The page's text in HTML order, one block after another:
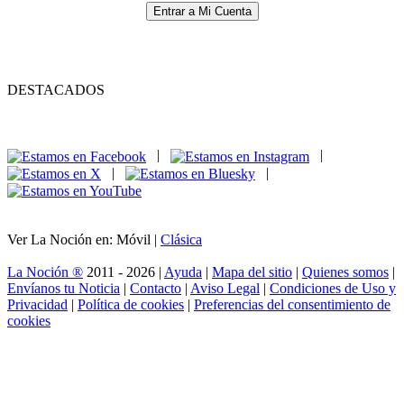
Entrar a Mi Cuenta
DESTACADOS
|
|
Ver La Noción en: Móvil | Clásica
La Noción ® 2011 - 2026 | Ayuda | Mapa del sitio | Quienes somos |
Envíanos tu Noticia | Contacto | Aviso Legal | Condiciones de Uso y
Privacidad | Política de cookies | Preferencias del consentimiento de
cookies